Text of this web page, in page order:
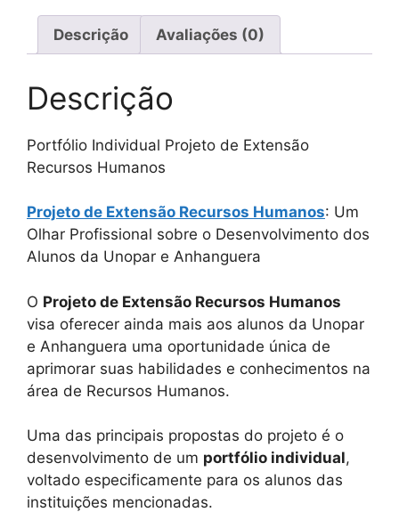
Descrição Avaliações (0)
Descrição
Portfólio Individual Projeto de Extensão
Recursos Humanos
Projeto de Extensão Recursos Humanos: Um
Olhar Profissional sobre o Desenvolvimento dos
Alunos da Unopar e Anhanguera
O Projeto de Extensão Recursos Humanos
visa oferecer ainda mais aos alunos da Unopar
e Anhanguera uma oportunidade única de
aprimorar suas habilidades e conhecimentos na
área de Recursos Humanos.
Uma das principais propostas do projeto é o
desenvolvimento de um portfólio individual,
voltado especificamente para os alunos das
instituições mencionadas.